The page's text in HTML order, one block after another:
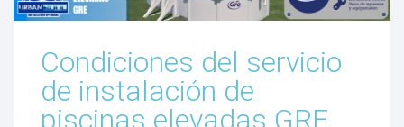
Condiciones del servicio
de instalación de
piscinas elevadas GRE